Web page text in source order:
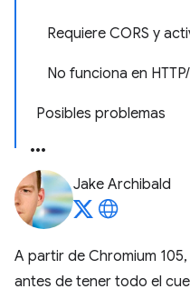
Requiere CORS y
No funciona en
Posibles problemas
Jake Archibald
A partir de Chromium
antes de tener todo el